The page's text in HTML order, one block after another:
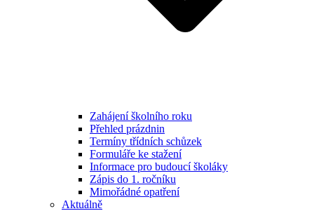
Zahájení školního roku
Přehled prázdnin
Termíny třídních schůzek
Formuláře ke stažení
Informace pro budoucí školáky
Zápis do 1. ročníku
Mimořádné opatření
Aktuálně